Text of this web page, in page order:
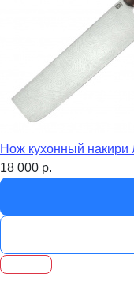
Нож кухонный
18 000 р.